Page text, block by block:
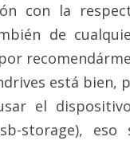
con la
de
está bien,
el
storage),